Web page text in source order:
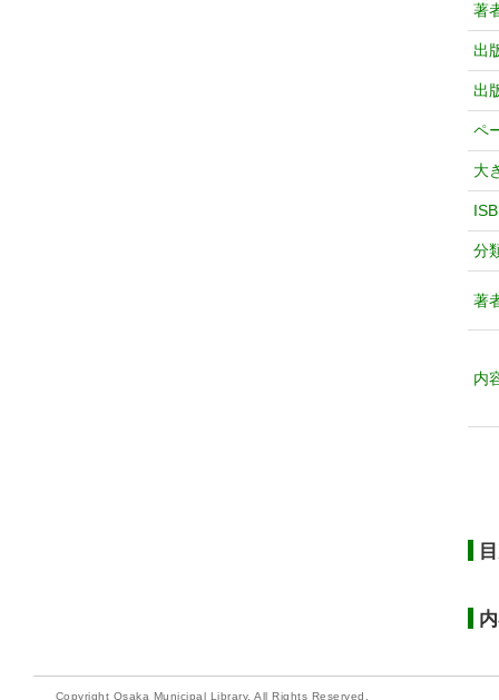
著
出
出
ペ
大
分
著
内
Copyright Osaka Municipal Library. All Rights Reserved.